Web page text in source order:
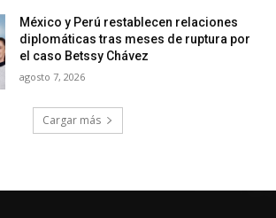
México y Perú restablecen relaciones
diplomáticas tras meses de ruptura por
el caso Betssy Chávez
agosto 7, 2026
Cargar más